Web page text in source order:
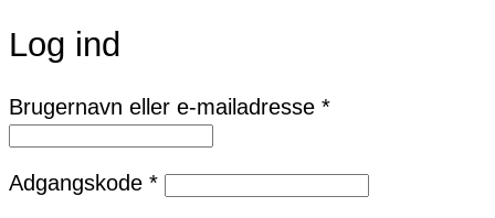
Log ind
Brugernavn eller e-mailadresse *Påkrævet
Adgangskode *Påkrævet